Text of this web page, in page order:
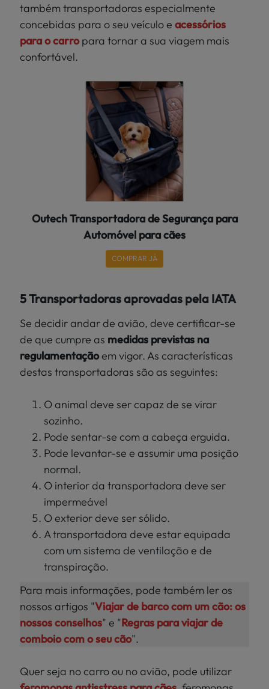
também transportadoras especialmente
concebidas para o seu veículo e acessórios
para o carropara tornar a sua viagem mais
confortável.
Outech Transportadora de Segurança para
Automóvel para cães
COMPRAR JÁ
5 Transportadoras aprovadas pela IATA
Se decidir andar de avião, deve certificar-se
de que cumpre as medidas previstas na
regulamentaçãoem vigor. As características
destas transportadoras são as seguintes:
O animal deve ser capaz de se virar
sozinho.
Pode sentar-se com a cabeça erguida.
Pode levantar-se e assumir uma posição
normal.
O interior da transportadora deve ser
impermeável
O exterior deve ser sólido.
A transportadora deve estar equipada
com um sistema de ventilação e de
transpiração.
Para mais informações, pode também ler os
nossos artigos "Viajar de barco com um cão: os
nossos conselhos" e "Regras para viajar de
comboio com o seu cão".
Quer seja no carro ou no avião, pode utilizar